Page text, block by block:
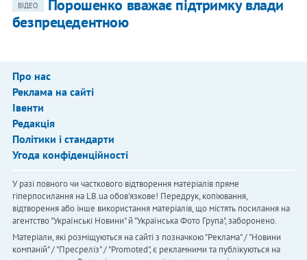
ВІДЕО
Порошенко вважає підтримку влади
безпрецедентною
Про нас
Реклама на сайті
Івенти
Редакція
Політики і стандарти
Угода конфіденційності
У разі повного чи часткового відтворення матеріалів пряме
гіперпосилання на LB.ua обов'язкове! Передрук, копіювання,
відтворення або інше використання матеріалів, що містять посилання на
агентство "Українськi Новини" й "Українська Фото Група", заборонено.
Матеріали, які розміщуються на сайті з позначкою "Реклама" / "Новини
компаній" / "Пресреліз" / "Promoted", є рекламними та публікуються на